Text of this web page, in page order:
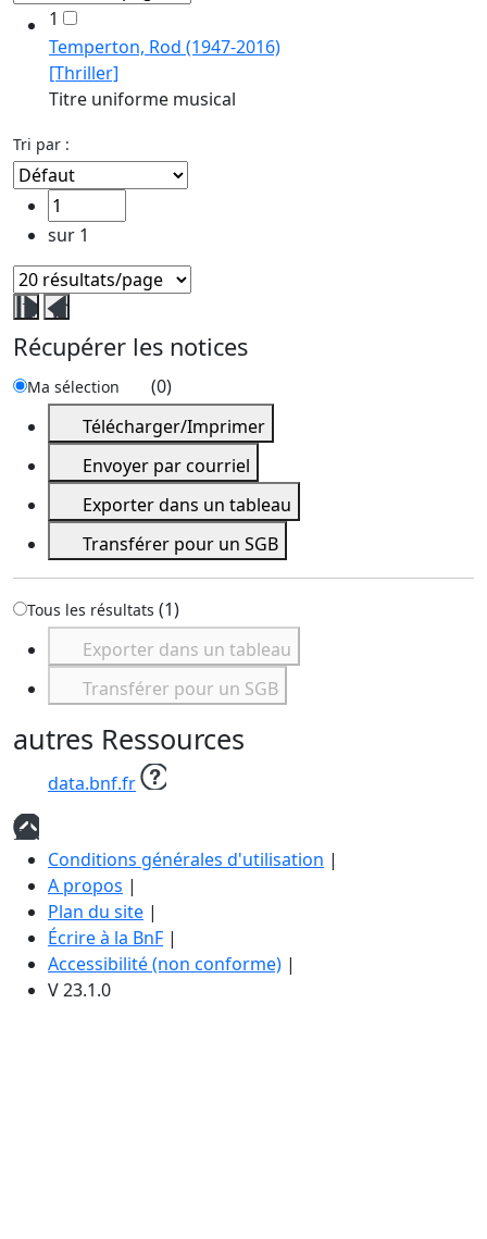
1
Temperton, Rod (1947-2016)
[Thriller]
Titre uniforme musical
Tri par :
sur 1
Fermer
ce
volet
récupérer
les
notices
Ouvrir
ce
volet
récupérer
les
notices
Récupérer les notices
Ma sélection (0)
Télécharger/Imprimer
Envoyer par courriel
Exporter dans un tableau
Transférer pour un SGB
Tous les résultats (1)
Exporter dans un tableau
Transférer pour un SGB
autres Ressources
data.bnf.fr
Haut
de
page
Conditions générales d'utilisation |
A propos |
Plan du site |
Écrire à la BnF |
Accessibilité (non conforme) |
V 23.1.0